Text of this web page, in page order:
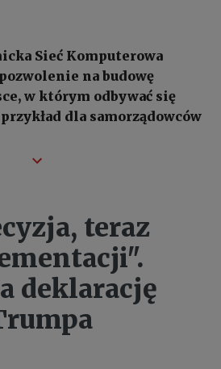
Sieć Komputerowa
na budowę
w którym odbywać się
dla samorządowców
teraz
deklarację